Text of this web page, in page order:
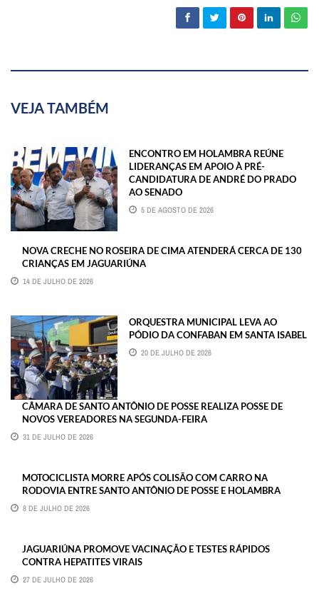
VEJA TAMBÉM
ENCONTRO EM HOLAMBRA REÚNE
LIDERANÇAS EM APOIO À PRÉ-
CANDIDATURA DE ANDRÉ DO PRADO
AO SENADO
5 DE AGOSTO DE 2026
NOVA CRECHE NO ROSEIRA DE CIMA ATENDERÁ CERCA DE 130
CRIANÇAS EM JAGUARIÚNA
14 DE JULHO DE 2026
ORQUESTRA MUNICIPAL LEVA AO
PÓDIO DA CONFABAN EM SANTA ISABEL
20 DE JULHO DE 2026
CÂMARA DE SANTO ANTÔNIO DE POSSE REALIZA POSSE DE
NOVOS VEREADORES NA SEGUNDA-FEIRA
31 DE JULHO DE 2026
MOTOCICLISTA MORRE APÓS COLISÃO COM CARRO NA
RODOVIA ENTRE SANTO ANTÔNIO DE POSSE E HOLAMBRA
8 DE JULHO DE 2026
JAGUARIÚNA PROMOVE VACINAÇÃO E TESTES RÁPIDOS
CONTRA HEPATITES VIRAIS
27 DE JULHO DE 2026